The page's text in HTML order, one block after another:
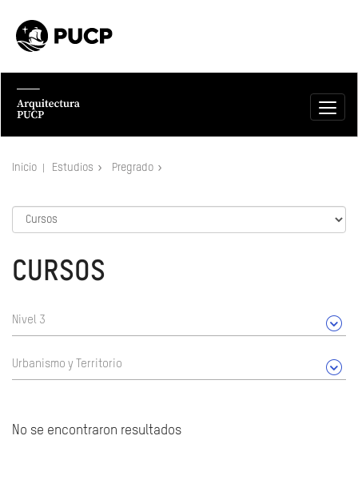
Inicio Estudios Pregrado
CURSOS
Nivel 3
Urbanismo y Territorio
No se encontraron resultados